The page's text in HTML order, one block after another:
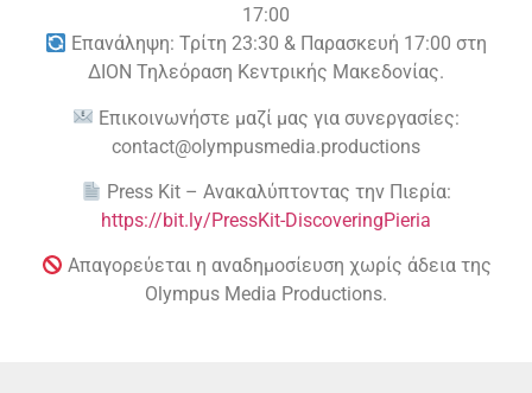
17:00
Επανάληψη: Τρίτη 23:30 & Παρασκευή 17:00 στη
ΔΙΟΝ Τηλεόραση Κεντρικής Μακεδονίας.
Επικοινωνήστε μαζί μας για συνεργασίες:
contact@olympusmedia.productions
Press Kit – Ανακαλύπτοντας την Πιερία:
https://bit.ly/PressKit-DiscoveringPieria
Απαγορεύεται η αναδημοσίευση χωρίς άδεια της
Olympus Media Productions.